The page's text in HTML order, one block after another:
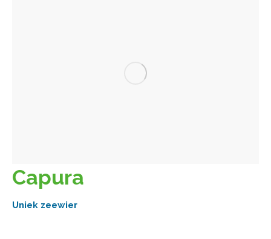
Capura
Uniek zeewier